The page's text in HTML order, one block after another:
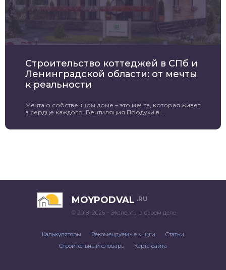
Строительство коттеджей в СПб и
Ленинградской области: от мечты
к реальности
Мечта о собственном доме – это мечта, которая живет
в сердце каждого. Вентиляция Продухи в ...
MOYPODVAL .RU
© 2018–2026 – Эксперты в своем деле
Калькуляторы Рекомендуемые книги
Статьи
Строительный словарь
Карта сайта